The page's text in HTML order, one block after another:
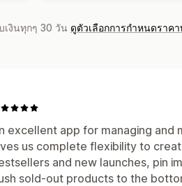
เงินทุกๆ 30 วัน ดูตัวเลือกการกำหนดราค
excellent app for managing and
us complete flexibility to
and new launches, pin
sold-out products to the